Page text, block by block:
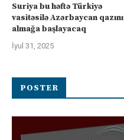
Suriya bu həftə Türkiyə
vasitəsilə Azərbaycan qazını
almağa başlayacaq
İyul 31, 2025
POSTER